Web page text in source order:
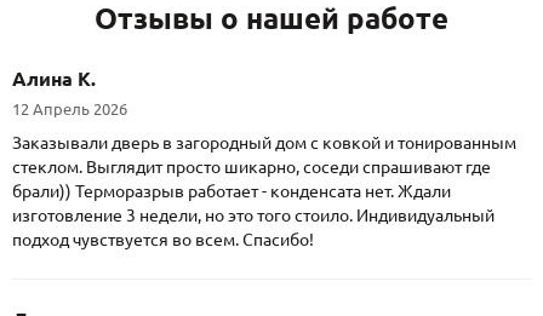
Отзывы о нашей работе
Алина К.
12 Апрель 2026
Заказывали дверь в загородный дом с ковкой и тонированным
стеклом. Выглядит просто шикарно, соседи спрашивают где
брали)) Терморазрыв работает - конденсата нет. Ждали
изготовление 3 недели, но это того стоило. Индивидуальный
подход чувствуется во всем. Спасибо!